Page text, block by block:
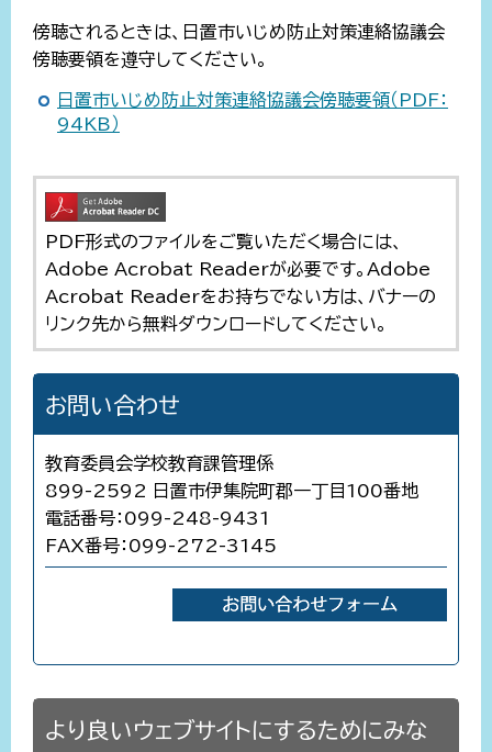
傍聴されるときは、日置市いじめ防止対策連絡協議会
傍聴要領を遵守してください。
日置市いじめ防止対策連絡協議会傍聴要領（PDF：
94KB）
PDF形式のファイルをご覧いただく場合には、
Adobe Acrobat Readerが必要です。Adobe
Acrobat Readerをお持ちでない方は、バナーの
リンク先から無料ダウンロードしてください。
お問い合わせ
教育委員会学校教育課管理係
899-2592 日置市伊集院町郡一丁目100番地
電話番号：099-248-9431
FAX番号：099-272-3145
より良いウェブサイトにするためにみな